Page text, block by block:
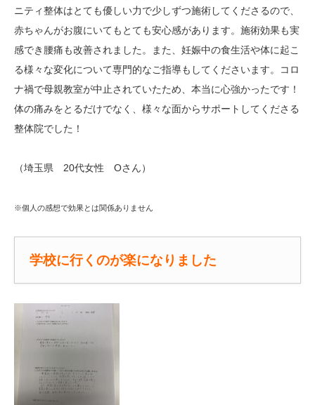
ニティ整体はとても優しい力で少しずつ施術してくださるので、
赤ちゃんがお腹にいてもとても安心感があります。施術効果も実
感でき腰痛も改善されました。また、妊娠中の食生活や体に起こ
る様々な変化について専門的なご指導もしてくださいます。コロ
ナ禍で母親教室が中止されていたため、本当に心強かったです！
体の痛みをとるだけでなく、様々な面からサポートしてくださる
整体院でした！
（埼玉県 20代女性 Оさん）
※個人の感想で効果とは関係ありません
学校に行くのが楽になりました